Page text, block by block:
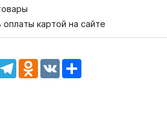
картой на сайте
TelegramOdnoklassniki
VK